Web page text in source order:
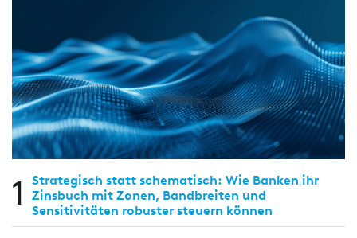
1
Strategisch statt schematisch: Wie Banken ihr
Zinsbuch mit Zonen, Bandbreiten und
Sensitivitäten robuster steuern können